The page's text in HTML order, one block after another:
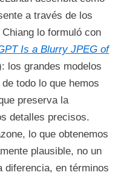
a través de los
lo formuló con
Is a Blurry JPEG of
los grandes modelos
todo lo que hemos
preserva la
detalles precisos.
lo que obtenemos
plausible, no un
diferencia, en términos